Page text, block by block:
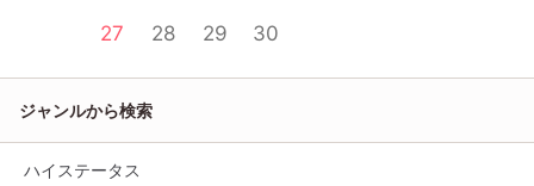
27
28 29 30
ジャンルから検索
ハイステータス